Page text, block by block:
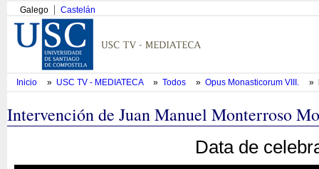
Galego Castelán
Inicio » USC TV - MEDIATECA » Todos » Opus Monasticorum VIII. »
Intervención de Juan Manuel Monterroso
Data de